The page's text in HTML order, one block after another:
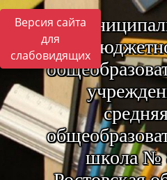
Версия сайта
для
слабовидящих
школа №